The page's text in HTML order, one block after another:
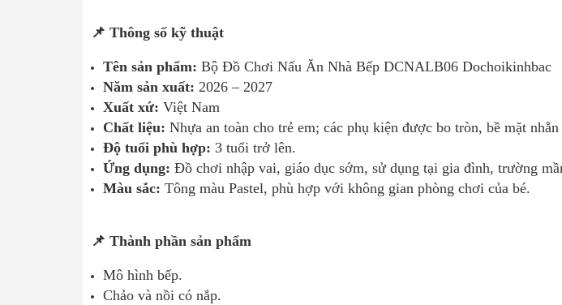
📌 Thông số kỹ thuật
Tên sản phẩm: Bộ Đồ Chơi Nấu Ăn Nhà Bếp DCNALB06 Dochoikinhbac
Năm sản xuất: 2026 – 2027
Xuất xứ: Việt Nam
Chất liệu: Nhựa an toàn cho trẻ em; các phụ kiện được bo tròn, bề mặt
Độ tuổi phù hợp: 3 tuổi trở lên.
Ứng dụng: Đồ chơi nhập vai, giáo dục sớm, sử dụng tại gia đình, trường
Màu sắc: Tông màu Pastel, phù hợp với không gian phòng chơi của bé.
📌 Thành phần sản phẩm
Mô hình bếp.
Chảo và nồi có nắp.